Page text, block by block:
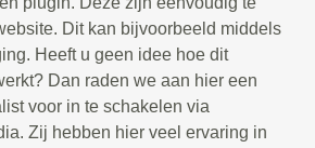
Dit kan bijvoorbeeld middels
Heeft u geen idee hoe dit
Dan raden we aan hier een
voor in te schakelen via
Zij hebben hier veel ervaring in